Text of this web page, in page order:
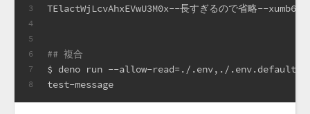
3
4
5
6
7
8
TElactWjLcvAhxEVwU3M0x--長すぎるので省略--
## 複合
$ deno run --allow-read=./.env,./.env.defaults --
test-message